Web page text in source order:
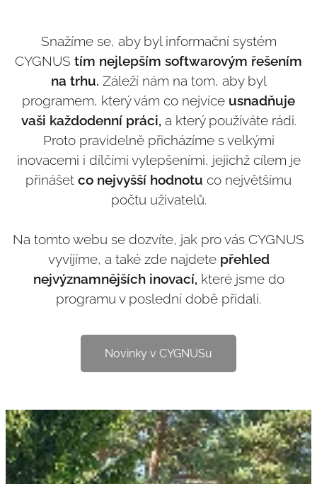
Snažíme se, aby byl informační systém
CYGNUS tím nejlepším softwarovým řešením
na trhu. Záleží nám na tom, aby byl
programem, který vám co nejvíce usnadňuje
vaši každodenní práci, a který používáte rádi.
Proto pravidelně přicházíme s velkými
inovacemi i dílčími vylepšeními, jejichž cílem je
přinášet co nejvyšší hodnotu co největšímu
počtu uživatelů.
Na tomto webu se dozvíte, jak pro vás CYGNUS
vyvíjíme, a také zde najdete přehled
nejvýznamnějších inovací, které jsme do
programu v poslední době přidali.
Novinky v CYGNUSu